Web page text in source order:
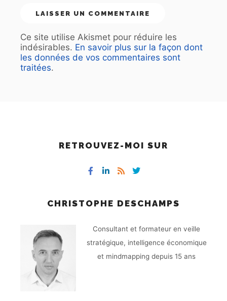
Ce site utilise Akismet pour réduire les
indésirables. En savoir plus sur la façon dont
les données de vos commentaires sont
traitées.
RETROUVEZ-MOI SUR
CHRISTOPHE DESCHAMPS
Consultant et formateur en veille
stratégique, intelligence économique
et mindmapping depuis 15 ans